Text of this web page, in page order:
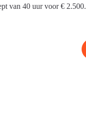
van 40 uur voor € 2.500.